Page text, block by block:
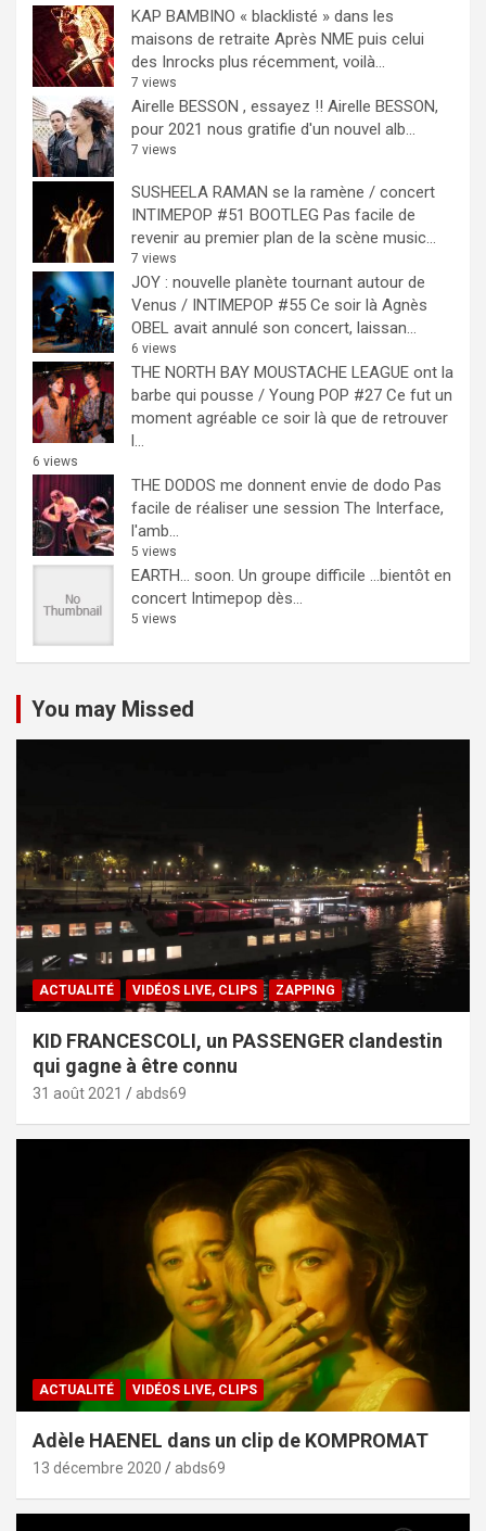
KAP BAMBINO « blacklisté » dans les
maisons de retraite Après NME puis celui
des Inrocks plus récemment, voilà...
7 views
Airelle BESSON , essayez !! Airelle BESSON,
pour 2021 nous gratifie d'un nouvel alb...
7 views
SUSHEELA RAMAN se la ramène / concert
INTIMEPOP #51 BOOTLEG Pas facile de
revenir au premier plan de la scène music...
7 views
JOY : nouvelle planète tournant autour de
Venus / INTIMEPOP #55 Ce soir là Agnès
OBEL avait annulé son concert, laissan...
6 views
THE NORTH BAY MOUSTACHE LEAGUE ont la
barbe qui pousse / Young POP #27 Ce fut un
moment agréable ce soir là que de retrouver
l...
6 views
THE DODOS me donnent envie de dodo Pas
facile de réaliser une session The Interface,
l'amb...
5 views
EARTH… soon. Un groupe difficile ...bientôt en
concert Intimepop dès...
5 views
You may Missed
ACTUALITÉ VIDÉOS LIVE, CLIPS ZAPPING
KID FRANCESCOLI, un PASSENGER clandestin
qui gagne à être connu
31 août 2021 abds69
ACTUALITÉ VIDÉOS LIVE, CLIPS
Adèle HAENEL dans un clip de KOMPROMAT
13 décembre 2020 abds69